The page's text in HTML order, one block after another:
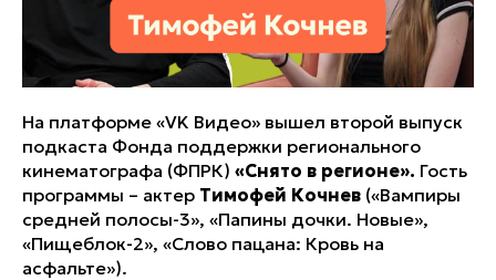
На платформе «VK Видео» вышел второй выпуск
подкаста Фонда поддержки регионального
кинематографа (ФПРК) «Снято в регионе». Гость
программы – актер Тимофей Кочнев («Вампиры
средней полосы-3», «Папины дочки. Новые»,
«Пищеблок-2», «Слово пацана: Кровь на
асфальте»).